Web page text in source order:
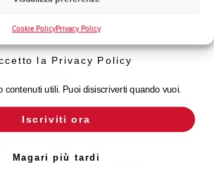
Cookie PolicyPrivacy Policy
di supporto?
Customer
Care
assistenza post-vendita e gestione
Contattaci per ogni necessità.
la Privacy Policy
contenuti utili. Puoi disiscriverti quando vuoi.
Iscriviti ora
Magari più tardi